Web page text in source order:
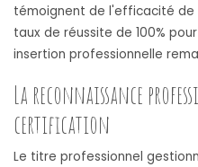
témoignent de l'efficacité
taux de réussite de 100%
insertion professionnelle
La reconnaissance
certification
Le titre professionnel